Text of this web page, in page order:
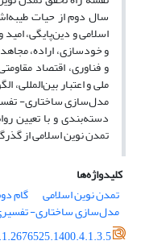
سال دوم از حیات
اسلامی و دین‌پایگی،
و خودسازی، اراده،
و فناوری، اقتصاد
ملی و اعتبار
دسته‌بندی و با تعیین
تمدن نوین اسلامی از
کلیدواژه‌ها
تمدن نوین اسلامی
گام
مدل‌سازی ساختاری-